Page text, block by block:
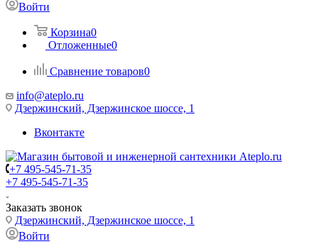
Войти
Корзина0
Отложенные0
Сравнение товаров0
info@ateplo.ru
Дзержинский, Дзержинское шоссе, 1
Вконтакте
+7 495-545-71-35
+7 495-545-71-35
Заказать звонок
Дзержинский, Дзержинское шоссе, 1
Войти